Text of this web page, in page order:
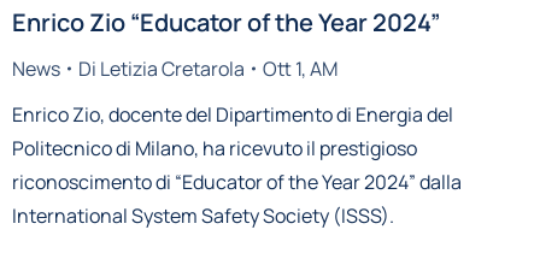
Enrico Zio “Educator of the Year 2024”
News Di Letizia Cretarola
Ott 1, AM
Enrico Zio, docente del Dipartimento di Energia del
Politecnico di Milano, ha ricevuto il prestigioso
riconoscimento di “Educator of the Year 2024” dalla
International System Safety Society (ISSS).